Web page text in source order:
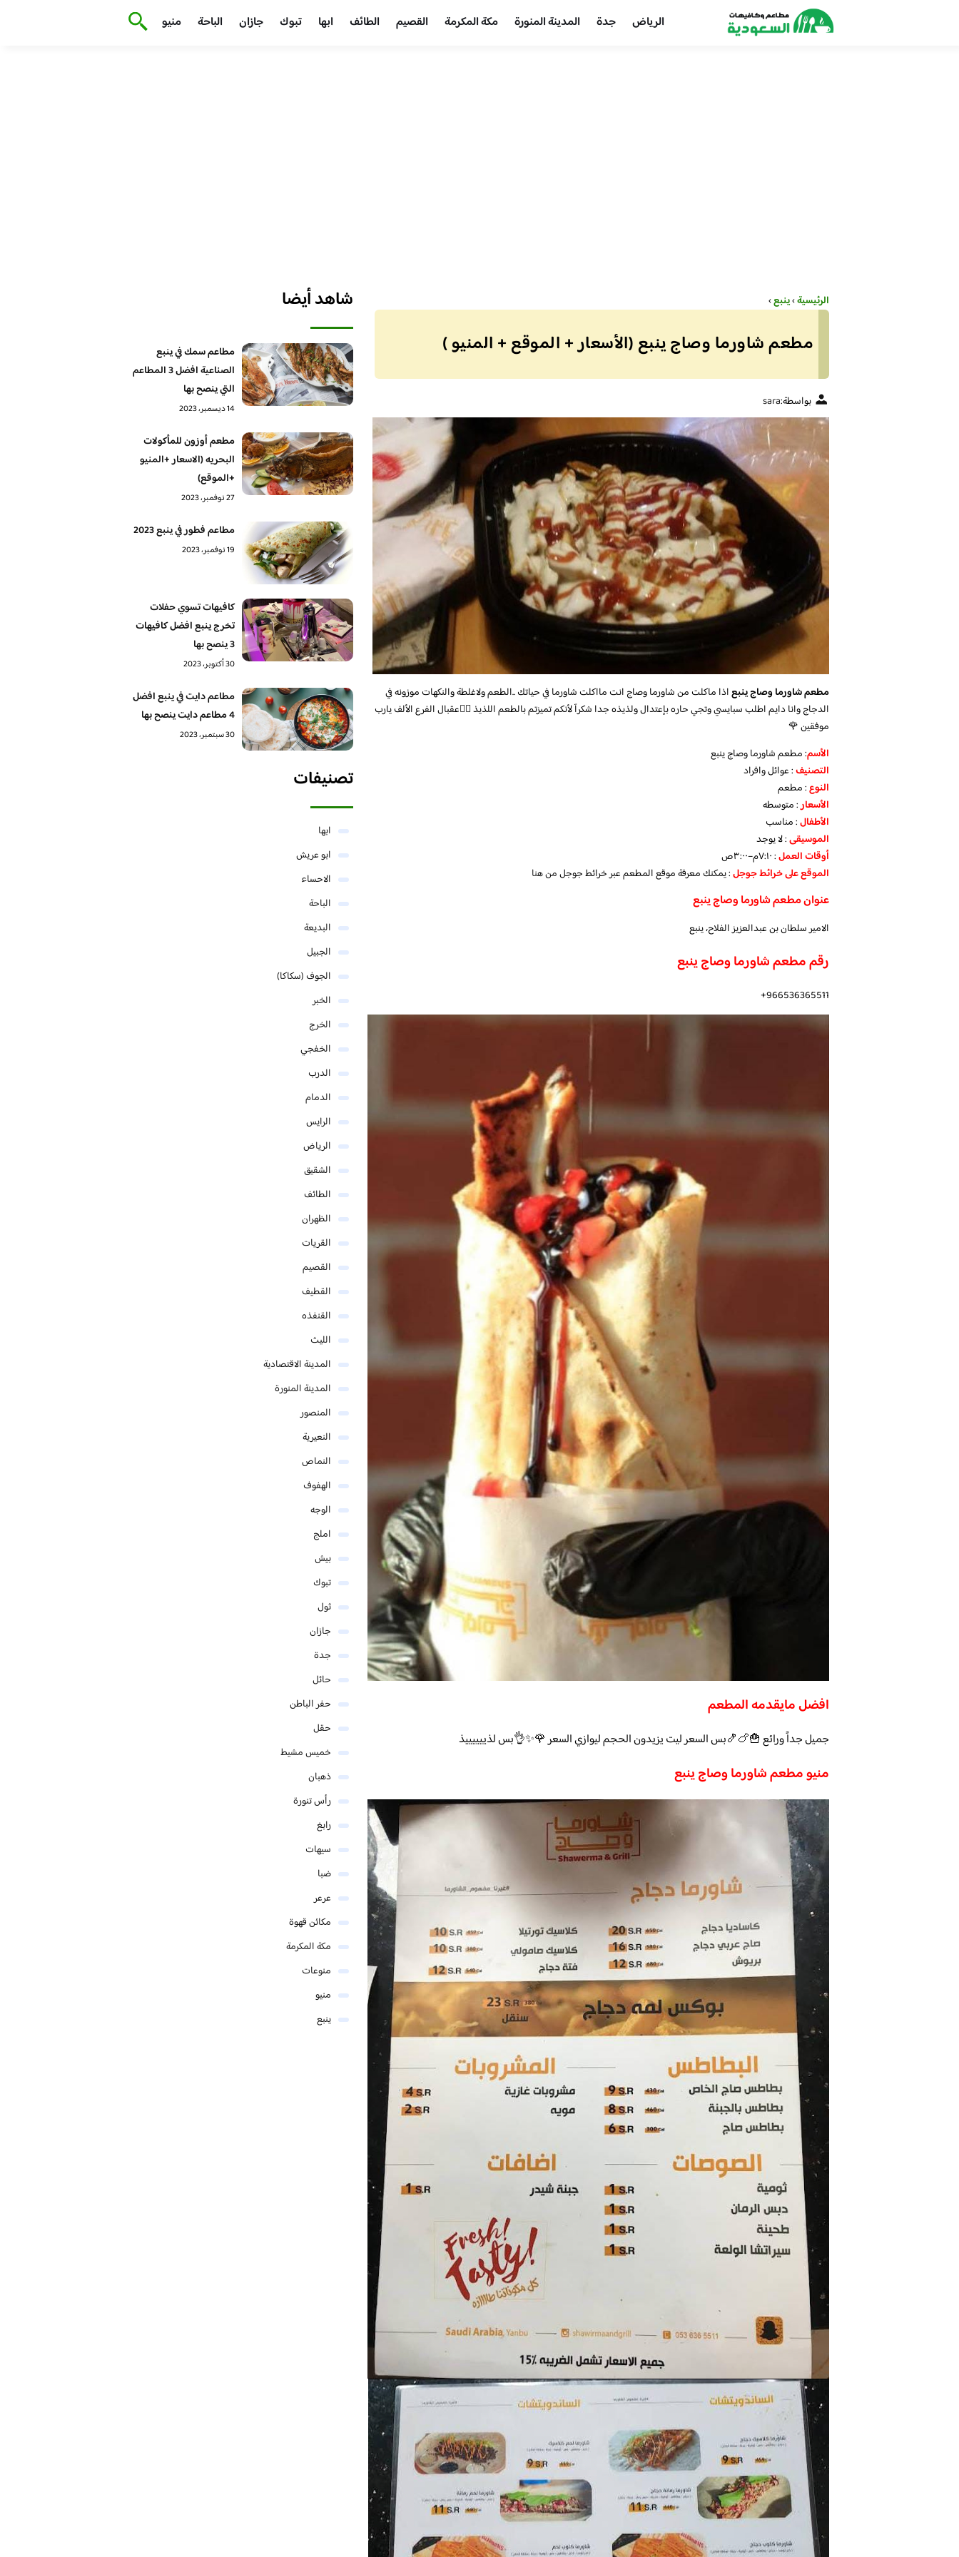
الرياض جدة المدينة المنورة مكة المكرمة القصيم الطائف ابها تبوك جازان الباحة منيو
الرئيسية›ينبع›
مطعم شاورما وصاج ينبع (الأسعار + الموقع + المنيو )
بواسطة:sara
مطعم شاورما وصاج ينبعاذا ماكلت من شاورما وصاج انت مااكلت شاورما في حياتك ..الطعم ولاغلطة والنكهات موزونه في
الدجاج وانا دايم اطلب سبايسي وتجي حاره بإعتدال ولذيذه جدا شكرآ لأنكم تميزتم بالطعم اللذيذ 👍🏻عقبال الفرع الألف يارب
موفقين 🌹
الأسم: مطعم شاورما وصاج ينبع
التصنيف: عوائل وافراد
النوع: مطعم
الأسعار: متوسطه
الأطفال: مناسب
الموسيقى: لا يوجد
أوقات العمل: ٧:١٠م–٣:٠٠ص
الموقع على خرائط جوجل: يمكنك معرفة موقع المطعم عبر خرائط جوجلمن هنا
عنوان مطعم شاورما وصاج ينبع
الامير سلطان بن عبدالعزيز الفلاح، ينبع
رقم مطعم شاورما وصاج ينبع
966536365511+
افضل مايقدمه المطعم
جميل جداً ورائع 🍟🍗🍤بس السعر ليت يزيدون الحجم ليوازي السعر 🌹✨👌بس لذييييييذ
منيو مطعم شاورما وصاج ينبع
شاهد أيضا
مطاعم سمك في ينبع
الصناعية افضل 3 المطاعم
التي ينصح بها
14 ديسمبر، 2023
مطعم أوزون للمأكولات
البحريه (الاسعار +المنيو
+الموقع)
27 نوفمبر، 2023
مطاعم فطور في ينبع 2023
19 نوفمبر، 2023
كافيهات تسوي حفلات
تخرج ينبع افضل كافيهات
3 ينصح بها
30 أكتوبر، 2023
مطاعم دايت في ينبع افضل
4 مطاعم دايت ينصح بها
30 سبتمبر، 2023
تصنيفات
ابها
ابو عريش
الاحساء
الباحة
البديعة
الجبيل
الجوف (سكاكا)
الخبر
الخرج
الخفجي
الدرب
الدمام
الرايس
الرياض
الشقيق
الطائف
الظهران
القريات
القصيم
القطيف
القنفذه
الليث
المدينة الاقتصادية
المدينة المنورة
المنصور
النعيرية
النماص
الهفوف
الوجه
املج
بيش
تبوك
ثول
جازان
جدة
حائل
حفر الباطن
حقل
خميس مشيط
ذهبان
رأس تنورة
رابغ
سيهات
ضبا
عرعر
مكائن قهوة
مكة المكرمة
منوعات
منيو
ينبع